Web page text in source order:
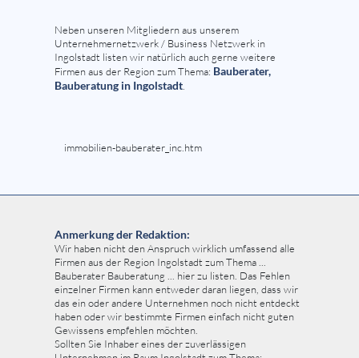
Neben unseren Mitgliedern aus unserem
Unternehmernetzwerk / Business Netzwerk in
Ingolstadt listen wir natürlich auch gerne weitere
Firmen aus der Region zum Thema: Bauberater,
Bauberatung in Ingolstadt
immobilien-bauberater_inc.htm
Anmerkung der Redaktion:
Wir haben nicht den Anspruch wirklich umfassend alle
Firmen aus der Region Ingolstadt zum Thema ...
Bauberater Bauberatung ... hier zu listen. Das Fehlen
einzelner Firmen kann entweder daran liegen, dass wir
das ein oder andere Unternehmen noch nicht entdeckt
haben oder wir bestimmte Firmen einfach nicht guten
Gewissens empfehlen möchten.
Sollten Sie Inhaber eines der zuverlässigen